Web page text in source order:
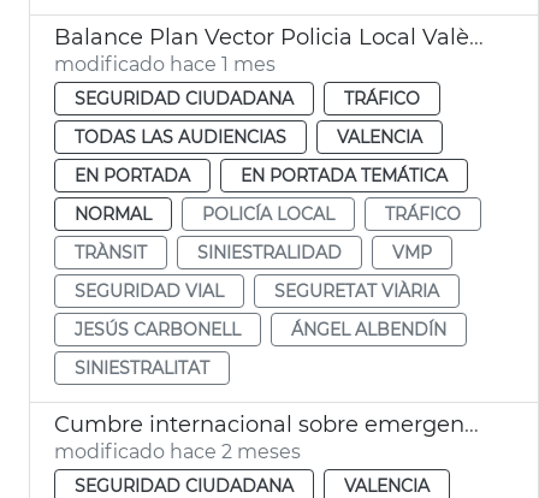
Balance Plan Vector Policia Local València
modificado hace 1 mes
SEGURIDAD CIUDADANA
TRÁFICO
TODAS LAS AUDIENCIAS
VALENCIA
EN PORTADA
EN PORTADA TEMÁTICA
NORMAL
POLICÍA LOCAL
TRÁFICO
TRÀNSIT
SINIESTRALIDAD
VMP
SEGURIDAD VIAL
SEGURETAT VIÀRIA
JESÚS CARBONELL
ÁNGEL ALBENDÍN
SINIESTRALITAT
Cumbre internacional sobre emergencias en València
modificado hace 2 meses
SEGURIDAD CIUDADANA
VALENCIA